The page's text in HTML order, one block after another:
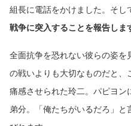
組長に電話をかけました。そ
戦争に突入することを報告しま
全面抗争を恐れない彼らの姿を
の戦いよりも大切なものだと、
痛感させられた玲二。パピヨン
弟分。「俺たちがいるだろ」